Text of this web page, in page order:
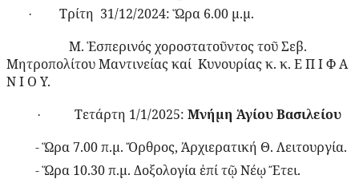
·
Τρίτη 31/12/2024: Ὥρα 6.00 μ.μ.
Μ. Ἑσπερινός χοροστατοῦντος τοῦ Σεβ.
Μητροπολίτου Μαντινείας καί Κυνουρίας κ. κ. Ε Π Ι Φ Α
Ν Ι Ο Υ.
· Τετάρτη 1/1/2025: Μνήμη Ἁγίου Βασιλείου
- Ὥρα 7.00 π.μ. Ὄρθρος, Ἀρχιερατική Θ. Λειτουργία.
- Ὥρα 10.30 π.μ. Δοξολογία ἐπί τῷ Νέῳ Ἔτει.